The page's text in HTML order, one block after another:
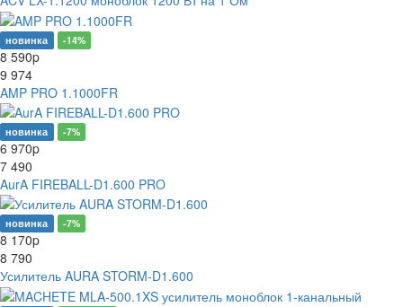
новинка -14%
8 590p
9 974
AMP PRO 1.1000FR
новинка -7%
6 970p
7 490
AurA FIREBALL-D1.600 PRO
новинка -7%
8 170p
8 790
Усилитель AURA STORM-D1.600